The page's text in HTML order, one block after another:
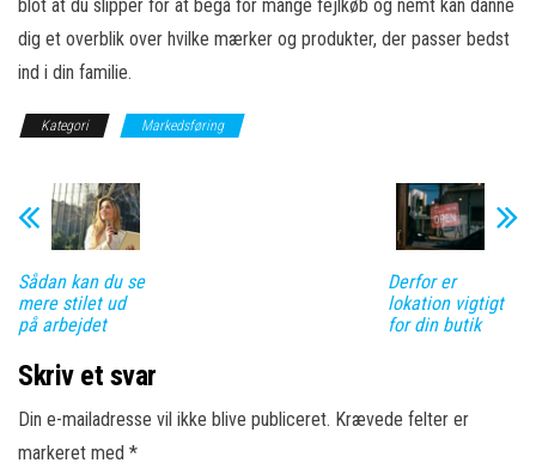
blot at du slipper for at begå for mange fejlkøb og nemt kan danne
dig et overblik over hvilke mærker og produkter, der passer bedst
ind i din familie.
Kategori Markedsføring
Sådan kan du se
mere stilet ud
på arbejdet
Derfor er
lokation vigtigt
for din butik
Skriv et svar
Din e-mailadresse vil ikke blive publiceret. Krævede felter er
markeret med *